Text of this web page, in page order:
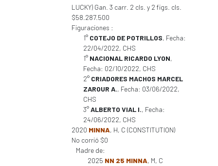
LUCKY) Gan. 3 carr. 2 cls. y 2 figs. cls.
$58.287.500
Figuraciones :
1° COTEJO DE POTRILLOS, Fecha:
22/04/2022, CHS
1° NACIONAL RICARDO LYON,
Fecha: 02/10/2022, CHS
2° CRIADORES MACHOS MARCEL
ZAROUR A., Fecha: 03/06/2022,
CHS
3°ALBERTO VIAL I., Fecha:
24/06/2022, CHS
2020 MINNA, H, C (CONSTITUTION)
No corrió $0
Madre de:
2025 NN 25 MINNA, M, C